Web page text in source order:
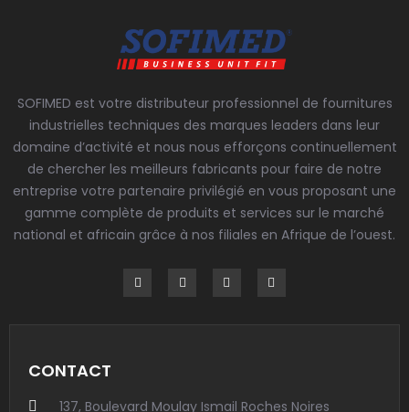
SOFIMED est votre distributeur professionnel de fournitures
industrielles techniques des marques leaders dans leur
domaine d’activité et nous nous efforçons continuellement
de chercher les meilleurs fabricants pour faire de notre
entreprise votre partenaire privilégié en vous proposant une
gamme complète de produits et services sur le marché
national et africain grâce à nos filiales en Afrique de l’ouest.
CONTACT
137, Boulevard Moulay Ismail Roches Noires